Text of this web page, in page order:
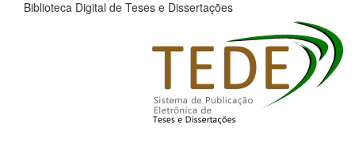
Biblioteca Digital de Teses e Dissertações